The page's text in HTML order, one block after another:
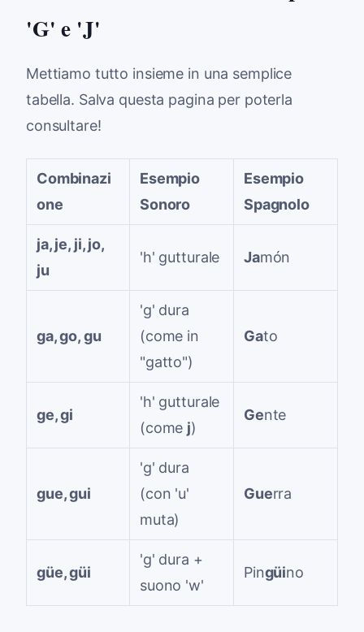
'G' e 'J'
Mettiamo tutto insieme in una semplice
tabella. Salva questa pagina per poterla
consultare!
Combinazi
one
Esempio
Sonoro
Esempio
Spagnolo
ja, je, ji, jo,
ju
'h' gutturale Jamón
ga, go, gu
'g' dura
(come in
"gatto")
Gato
ge, gi
'h' gutturale
(come j)
Gente
gue, gui
'g' dura
(con 'u'
muta)
Guerra
güe, güi
'g' dura +
suono 'w'
Pingüino